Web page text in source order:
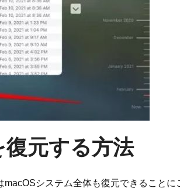
元する方法
システム全体も復元できることに